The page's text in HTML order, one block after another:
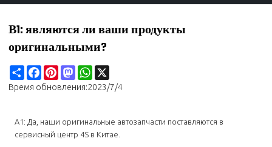
В1: являются ли ваши продукты
оригинальными?
ShareFacebookPinterestMastodonWhatsApp
Время обновления:2023/7/4
A1: Да, наши оригинальные автозапчасти поставляются в
сервисный центр 4S в Китае.